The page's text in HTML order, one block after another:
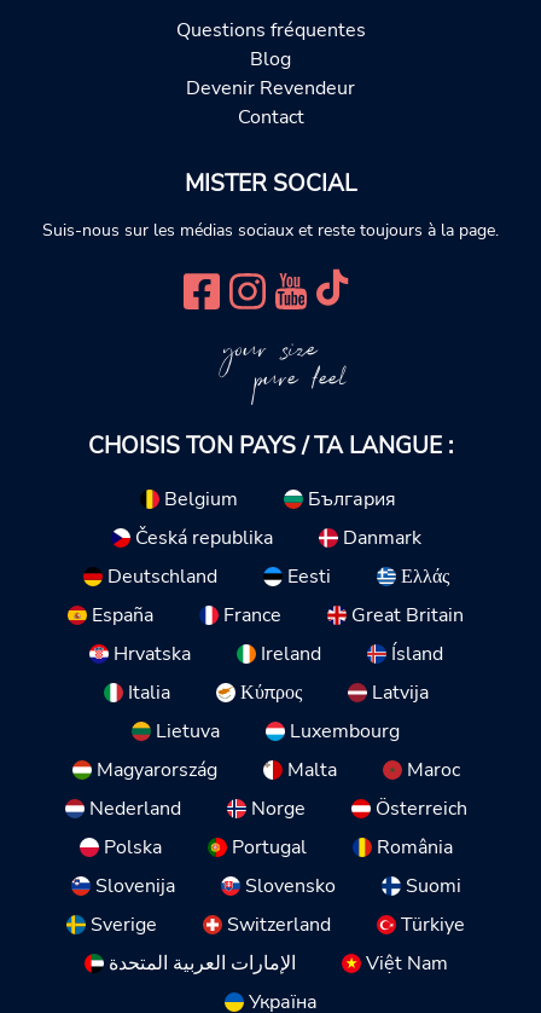
Questions fréquentes
Blog
Devenir Revendeur
Contact
MISTER SOCIAL
Suis-nous sur les médias sociaux et reste toujours à la page.
your size
pure feel
CHOISIS TON PAYS / TA LANGUE :
Belgium
България
Česká republika
Danmark
Deutschland
Eesti
Ελλάς
España
France
Great Britain
Hrvatska
Ireland
Ísland
Italia
Κύπρος
Latvija
Lietuva
Luxembourg
Magyarország
Malta
Maroc
Nederland
Norge
Österreich
Polska
Portugal
România
Slovenija
Slovensko
Suomi
Sverige
Switzerland
Türkiye
الإمارات العربية المتحدة
Việt Nam
Україна